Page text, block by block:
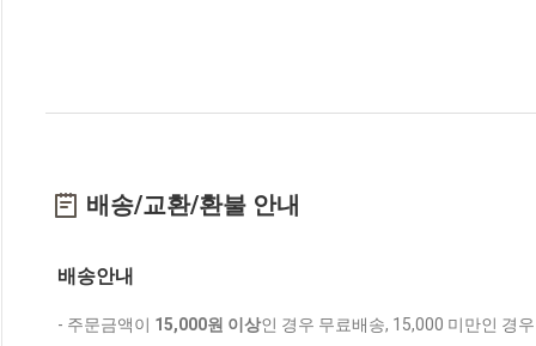
배송/교환/환불 안내
배송안내
- 주문금액이 15,000원 이상인 경우 무료배송, 15,000 미만인 경